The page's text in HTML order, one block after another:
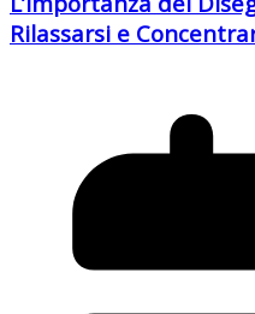
Rilassarsi e